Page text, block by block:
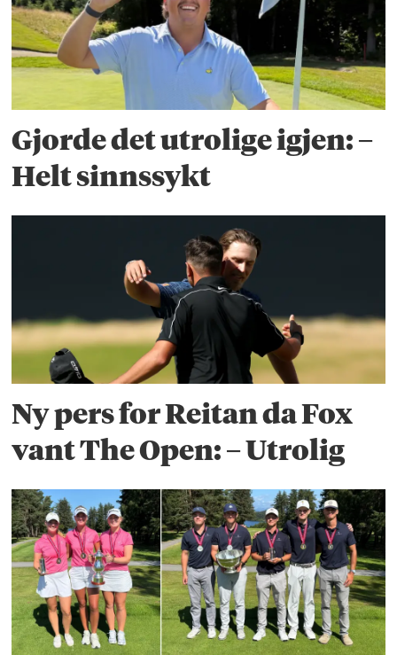
Gjorde det utrolige igjen: –
Helt sinnssykt
Ny pers for Reitan da Fox
vant The Open: – Utrolig